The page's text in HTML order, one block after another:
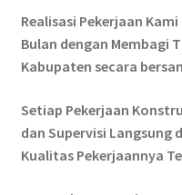
Realisasi Pekerjaan
Bulan dengan Membagi
Kabupaten secara
Setiap Pekerjaan
dan Supervisi Langsung
Kualitas Pekerjaannya